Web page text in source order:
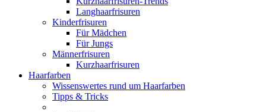
Langhaarfrisuren
Kinderfrisuren
Für Mädchen
Für Jungs
Männerfrisuren
Kurzhaarfrisuren
Haarfarben
Wissenswertes rund um Haarfarben
Tipps & Tricks